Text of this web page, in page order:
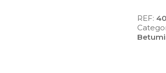
Elite
FP
5
REF: